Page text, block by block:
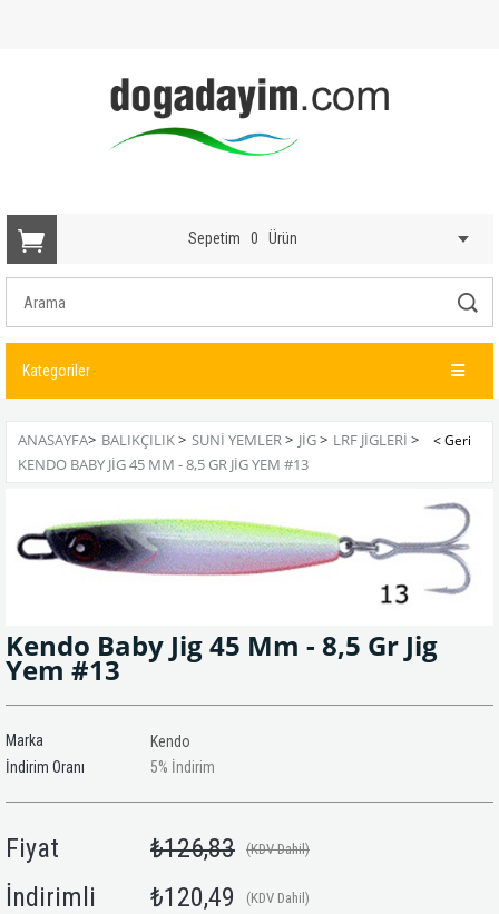
Sepetim 0 Ürün
Kategoriler
ANASAYFA> BALIKÇILIK> SUNI YEMLER> JIG> LRF JIGLERI >
KENDO BABY JIG 45 MM - 8,5 GR JIG YEM #13
Kendo Baby Jig 45 Mm - 8,5 Gr Jig
Yem #13
Marka
Kendo
İndirim Oranı
%
5 İndirim
Fiyat ₺126,83 (KDV Dahil)
İndirimli ₺120,49 (KDV Dahil)